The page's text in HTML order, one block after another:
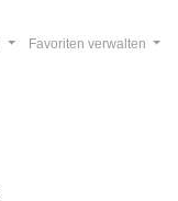
Favoriten verwalten